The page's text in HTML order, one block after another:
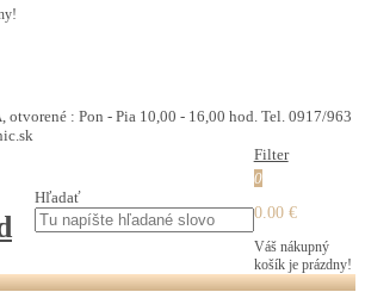
otvorené : Pon - Pia 10,00 - 16,00 hod. Tel. 0917/963
Hľadať
Filter
0
0.00 €
Váš nákupný
košík je prázdny!